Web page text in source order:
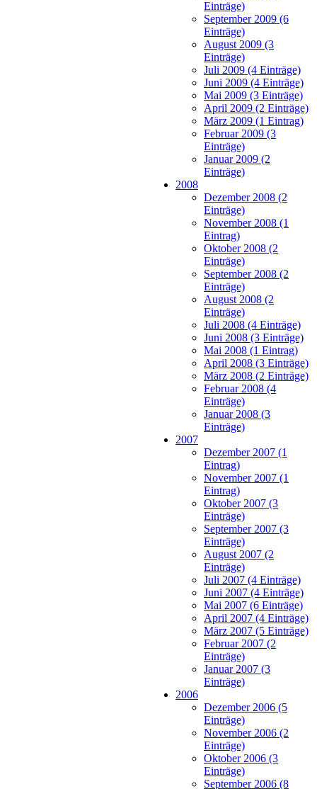
Einträge)
September 2009 (6
Einträge)
August 2009 (3
Einträge)
Juli 2009 (4 Einträge)
Juni 2009 (4 Einträge)
Mai 2009 (3 Einträge)
April 2009 (2 Einträge)
März 2009 (1 Eintrag)
Februar 2009 (3
Einträge)
Januar 2009 (2
Einträge)
2008
Dezember 2008 (2
Einträge)
November 2008 (1
Eintrag)
Oktober 2008 (2
Einträge)
September 2008 (2
Einträge)
August 2008 (2
Einträge)
Juli 2008 (4 Einträge)
Juni 2008 (3 Einträge)
Mai 2008 (1 Eintrag)
April 2008 (3 Einträge)
März 2008 (2 Einträge)
Februar 2008 (4
Einträge)
Januar 2008 (3
Einträge)
2007
Dezember 2007 (1
Eintrag)
November 2007 (1
Eintrag)
Oktober 2007 (3
Einträge)
September 2007 (3
Einträge)
August 2007 (2
Einträge)
Juli 2007 (4 Einträge)
Juni 2007 (4 Einträge)
Mai 2007 (6 Einträge)
April 2007 (4 Einträge)
März 2007 (5 Einträge)
Februar 2007 (2
Einträge)
Januar 2007 (3
Einträge)
2006
Dezember 2006 (5
Einträge)
November 2006 (2
Einträge)
Oktober 2006 (3
Einträge)
September 2006 (8